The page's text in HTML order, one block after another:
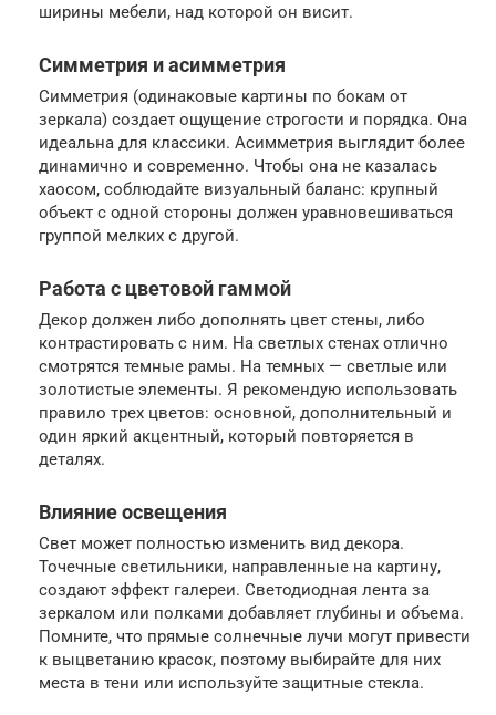
ширины мебели, над которой он висит.
Симметрия и асимметрия
Симметрия (одинаковые картины по бокам от
зеркала) создает ощущение строгости и порядка. Она
идеальна для классики. Асимметрия выглядит более
динамично и современно. Чтобы она не казалась
хаосом, соблюдайте визуальный баланс: крупный
объект с одной стороны должен уравновешиваться
группой мелких с другой.
Работа с цветовой гаммой
Декор должен либо дополнять цвет стены, либо
контрастировать с ним. На светлых стенах отлично
смотрятся темные рамы. На темных — светлые или
золотистые элементы. Я рекомендую использовать
правило трех цветов: основной, дополнительный и
один яркий акцентный, который повторяется в
деталях.
Влияние освещения
Свет может полностью изменить вид декора.
Точечные светильники, направленные на картину,
создают эффект галереи. Светодиодная лента за
зеркалом или полками добавляет глубины и объема.
Помните, что прямые солнечные лучи могут привести
к выцветанию красок, поэтому выбирайте для них
места в тени или используйте защитные стекла.